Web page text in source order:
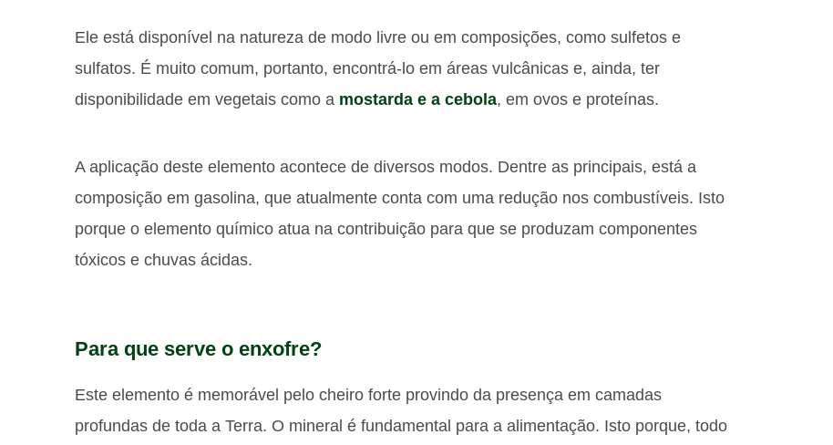
Ele está disponível na natureza de modo livre ou em composições, como sulfetos e
sulfatos. É muito comum, portanto, encontrá-lo em áreas vulcânicas e, ainda, ter
disponibilidade em vegetais como a mostarda e a cebola, em ovos e proteínas.
A aplicação deste elemento acontece de diversos modos. Dentre as principais, está a
composição em gasolina, que atualmente conta com uma redução nos combustíveis. Isto
porque o elemento químico atua na contribuição para que se produzam componentes
tóxicos e chuvas ácidas.
Para que serve o enxofre?
Este elemento é memorável pelo cheiro forte provindo da presença em camadas
profundas de toda a Terra. O mineral é fundamental para a alimentação. Isto porque, todo